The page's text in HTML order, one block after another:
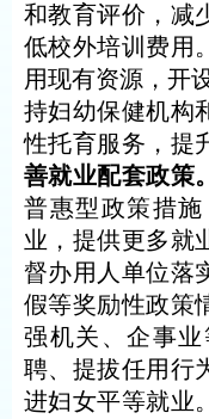
和教育评价，减
低校外培训费用
用现有资源，开
持妇幼保健机构
性托育服务，提
善就业配套政策
普惠型政策措
业，提供更多就
督办用人单位落
假等奖励性政策
强机关、企事
聘、提拔任用行
进妇女平等就业